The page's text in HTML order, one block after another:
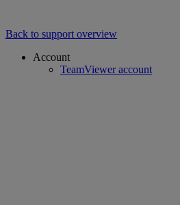
Back to support overview
Account
TeamViewer account